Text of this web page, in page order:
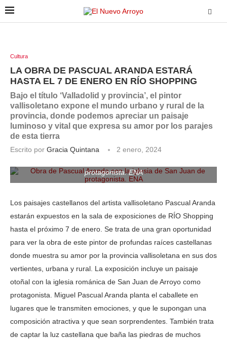
Cultura
LA OBRA DE PASCUAL ARANDA ESTARÁ
HASTA EL 7 DE ENERO EN RÍO SHOPPING
Bajo el título ‘Valladolid y provincia’, el pintor
vallisoletano expone el mundo urbano y rural de la
provincia, donde podemos apreciar un paisaje
luminoso y vital que expresa su amor por los parajes
de esta tierra
Escrito por Gracia Quintana
2 enero, 2024
protagonista. ENA
Los paisajes castellanos del artista vallisoletano Pascual Aranda
estarán expuestos en la sala de exposiciones de RÍO Shopping
hasta el próximo 7 de enero. Se trata de una gran oportunidad
para ver la obra de este pintor de profundas raíces castellanas
donde muestra su amor por la provincia vallisoletana en sus dos
vertientes, urbana y rural. La exposición incluye un paisaje
otoñal con la iglesia románica de San Juan de Arroyo como
protagonista. Miguel Pascual Aranda planta el caballete en
lugares que le transmiten emociones, y que le supongan una
composición atractiva y que sean sorprendentes. También trata
de captar la luz castellana que baña las piedras de muchos